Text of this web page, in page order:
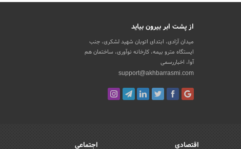
از پشت ابر بیرون بیاید
میدان آزادی، ابتدای اتوبان شهید لشکری، جنب
ایستگاه مترو بیمه، کارخانه نوآوری، ساختمان هم
آوا، اخباررسمی
support@akhbarrasmi.com
اقتصادی اجتماعی